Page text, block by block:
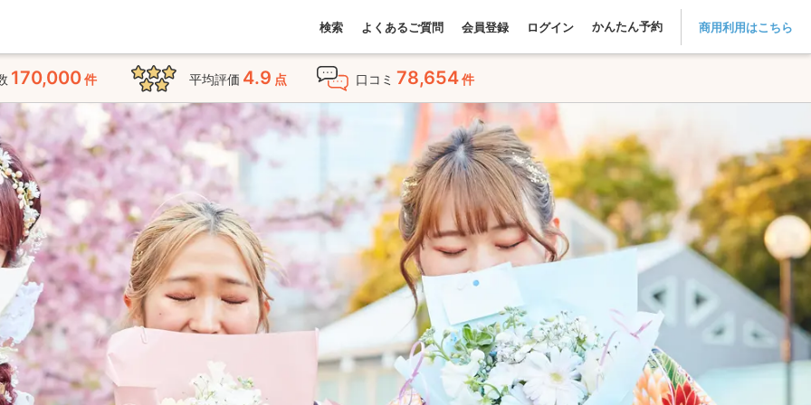
検索 よくあるご質問 会員登録 ログイン かんたん予約 商用利用はこちら
170,000件 平均評価 4.9 点 口コミ 78,654件